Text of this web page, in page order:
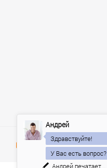
Андрей
Здравствуйте!
У Вас есть вопрос?
Андрей печатает...